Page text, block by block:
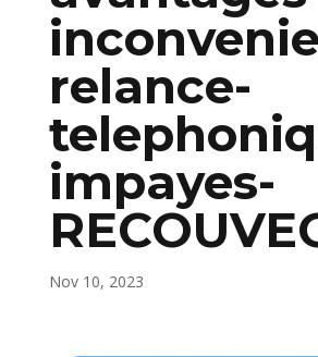
relance-
impayes-
Nov 10, 2023